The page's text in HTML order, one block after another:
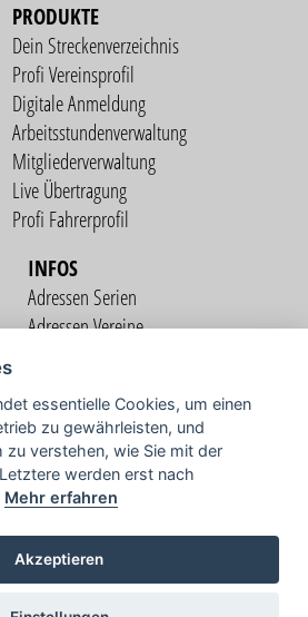
PRODUKTE
Dein Streckenverzeichnis
Profi Vereinsprofil
Digitale Anmeldung
Arbeitsstundenverwaltung
Mitgliederverwaltung
Live Übertragung
Profi Fahrerprofil
INFOS
Adressen Serien
Adressen Vereine
COMMUNITY
TV
essentielle Cookies, um einen
zu gewährleisten, und
verstehen, wie Sie mit der
werden erst nach
Mehr erfahren
Akzeptieren